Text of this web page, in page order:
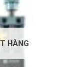
HÀNG